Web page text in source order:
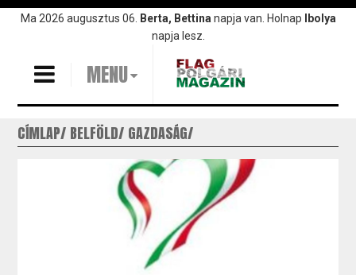
UgrásMa 2026 augusztus 06. Berta, Bettina napja van. Holnap
Ibolya
napja lesz.
MENU
CÍMLAP BELFÖLD GAZDASÁG